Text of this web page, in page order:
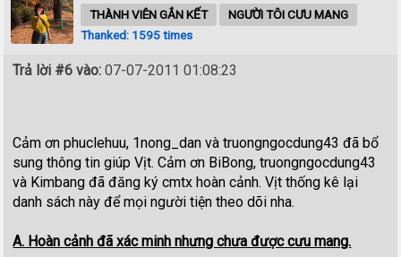
THÀNH VIÊN GẮN KẾT
NGƯỜI TÔI CƯU MANG
Thanked: 1595 times
Trả lời #6 vào: 07-07-2011 01:08:23
Cảm ơn phuclehuu, 1nong_dan và truongngocdung43 đã bổ
sung thông tin giúp Vịt. Cảm ơn BiBong, truongngocdung43
và Kimbang đã đăng ký cmtx hoàn cảnh. Vịt thống kê lại
danh sách này để mọi người tiện theo dõi nha.
A. Hoàn cảnh đã xác minh nhưng chưa được cưu mang.